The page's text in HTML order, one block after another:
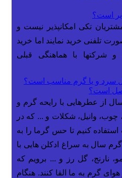
است؟
تکی امکانپذیر نیست و
تلفنی خرید نمایند اما خرید
و شرکتها با هماهنگی قبلی
سرد و یا گرم مناسب است؟
است؟
از عطرهایی با رایحه گرم و
چوب، وانیل، شکلات و ... که در
کنیم تا حس گرما را به
سال به سراغ ادکلن هایی با
نارنج، گل رز و ... برویم که
گرم به ما القا کنند. هنگام